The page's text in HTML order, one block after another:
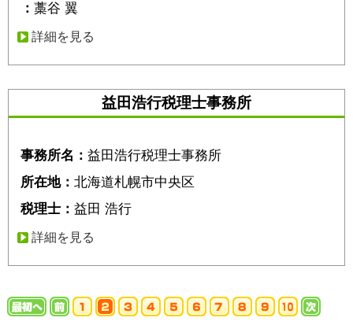
： 藁谷 翼
詳細を見る
益田浩行税理士事務所
事務所名： 益田浩行税理士事務所
所在地： 北海道札幌市中央区
税理士： 益田 浩行
詳細を見る